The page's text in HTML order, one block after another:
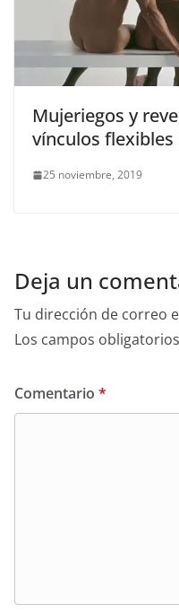
Mujeriegos y
vínculos flexibles
25 noviembre, 2019
Deja un
Tu dirección de correo
Los campos
Comentario *